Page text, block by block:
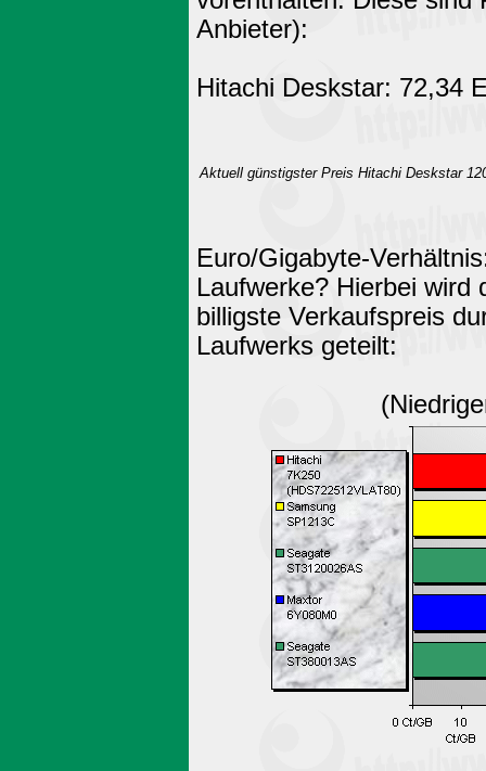
Anbieter):
Hitachi Deskstar: 72,34
Aktuell günstigster Preis Hitachi Deskstar
Euro/Gigabyte-
Laufwerke? Hierbei wird
billigste Verkaufspreis
Laufwerks geteilt: